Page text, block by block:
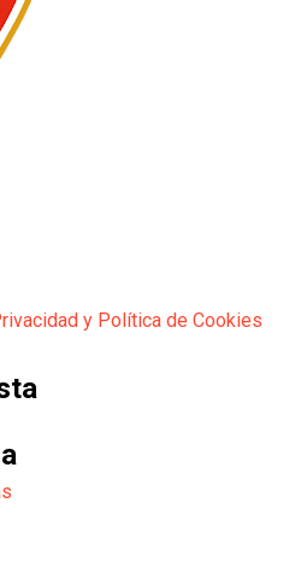
y Política de Cookies